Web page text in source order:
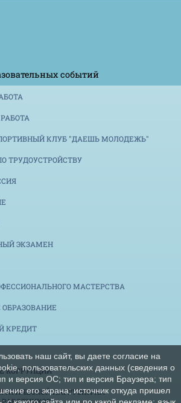
событий
КЛУБ "ДАЕШЬ МОЛОДЕЖЬ"
ТРУДОУСТРОЙСТВУ
ЭКЗАМЕН
МАСТЕРСТВА
КРЕДИТ
КОРРУПЦИИ
НАГРУЗКИ НА
наш сайт, вы даете согласие на
пользовательских данных (сведения о
и версия ОС; тип и версия Браузера; тип
его экрана; источник откуда пришел